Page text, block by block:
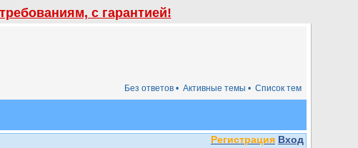
с гарантией!
Список тем
Активные темы •
Без ответов •
Регистрация Вход